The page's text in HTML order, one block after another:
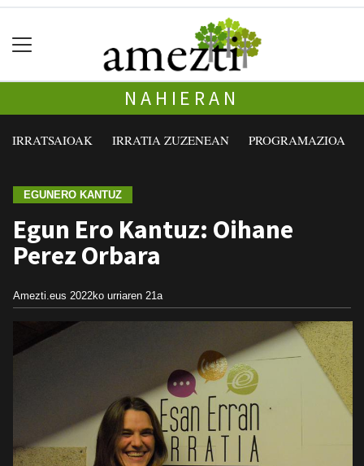
NAHIERAN
IRRATSAIOAK IRRATIA ZUZENEAN PROGRAMAZIOA
EGUNERO KANTUZ
Egun Ero Kantuz: Oihane
Perez Orbara
Amezti.eus 2022ko urriaren 21a